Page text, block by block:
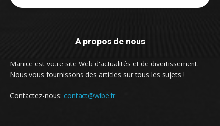
A propos de nous
Manice est votre site Web d'actualités et de divertissement.
Nous vous fournissons des articles sur tous les sujets !
Contactez-nous: contact@wibe.fr